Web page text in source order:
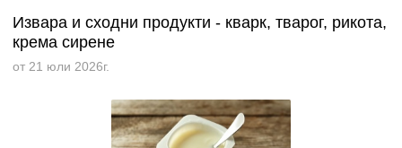
Извара и сходни продукти - кварк, тварог, рикота,
крема сирене
от 21 юли 2026г.